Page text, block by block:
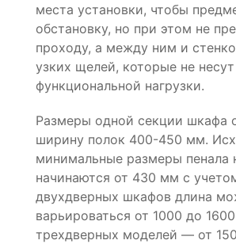
места установки, чтобы
обстановку, но при этом не
проходу, а между ним и
узких щелей, которые не несут
функциональной нагрузки.
Размеры одной секции шкафа
ширину полок 400-450 мм.
минимальные размеры пенала
начинаются от 430 мм с
двухдверных шкафов длина
варьироваться от 1000 до
трехдверных моделей — от